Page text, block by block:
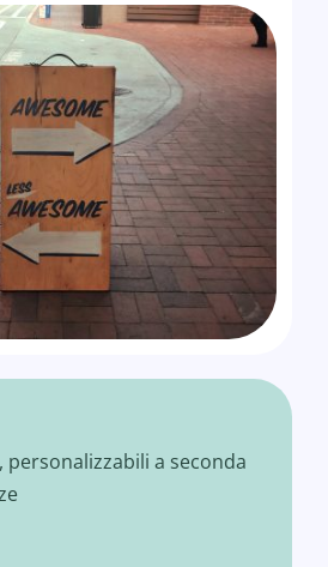
personalizzabili a seconda